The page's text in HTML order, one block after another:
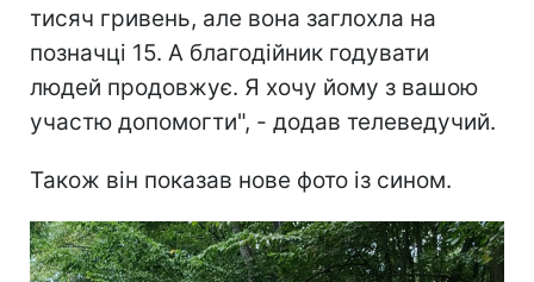
тисяч гривень, але вона заглохла на
позначці 15. А благодійник годувати
людей продовжує. Я хочу йому з вашою
участю допомогти", - додав телеведучий.
Також він показав нове фото із сином.